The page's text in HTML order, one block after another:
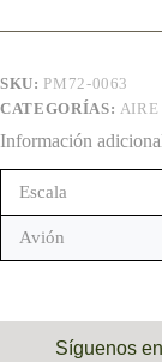
SKU: PM72-0063
CATEGORÍAS: AIRE
Información
Escala
Avión
Síguenos